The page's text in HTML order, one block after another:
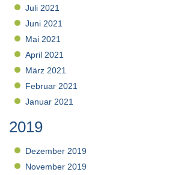
Juli 2021
Juni 2021
Mai 2021
April 2021
März 2021
Februar 2021
Januar 2021
2019
Dezember 2019
November 2019